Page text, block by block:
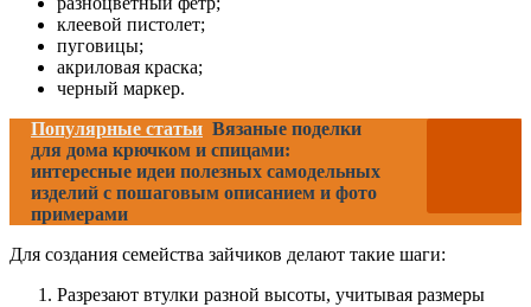
клеевой пистолет;
пуговицы;
акриловая краска;
черный маркер.
Популярные статьи Вязаные поделки
для дома крючком и спицами:
интересные идеи полезных самодельных
изделий с пошаговым описанием и фото
примерами
Для создания семейства зайчиков делают такие шаги:
Разрезают втулки разной высоты, учитывая размеры